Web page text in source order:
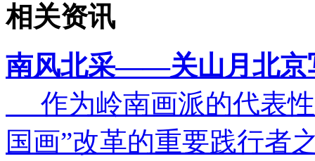
相关资讯
南风北采——关山月北京
作为岭南画派的代表性
国画”改革的重要践行者